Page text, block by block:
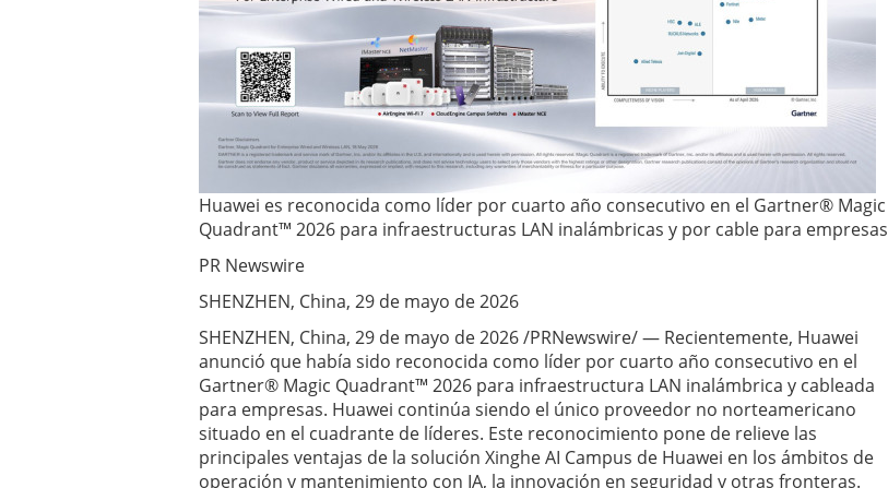
Huawei es reconocida como líder por cuarto año consecutivo en el Gartner® Magic
Quadrant™ 2026 para infraestructuras LAN inalámbricas y por cable para empresas
PR Newswire
SHENZHEN, China, 29 de mayo de 2026
SHENZHEN, China, 29 de mayo de 2026 /PRNewswire/ — Recientemente, Huawei
anunció que había sido reconocida como líder por cuarto año consecutivo en el
Gartner® Magic Quadrant™ 2026 para infraestructura LAN inalámbrica y cableada
para empresas. Huawei continúa siendo el único proveedor no norteamericano
situado en el cuadrante de líderes. Este reconocimiento pone de relieve las
principales ventajas de la solución Xinghe AI Campus de Huawei en los ámbitos de
operación y mantenimiento con IA, la innovación en seguridad y otras fronteras.